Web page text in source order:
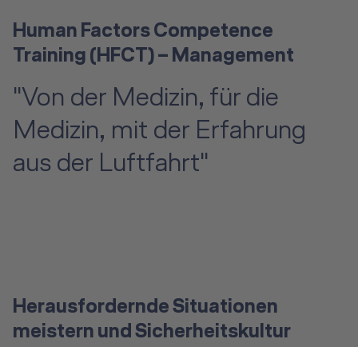
Kontakt
Human Factors Competence
Training (HFCT) – Management
"Von der Medizin, für die
Medizin, mit der Erfahrung
aus der Luftfahrt"
Herausfordernde Situationen
meistern und Sicherheitskultur